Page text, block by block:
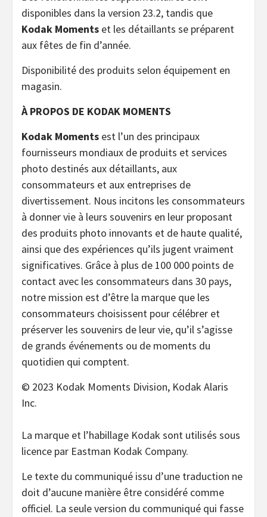
disponibles dans la version 23.2, tandis que
Kodak Moments et les détaillants se préparent
aux fêtes de fin d’année.
Disponibilité des produits selon équipement en
magasin.
À PROPOS DE KODAK MOMENTS
Kodak Moments est l’un des principaux
fournisseurs mondiaux de produits et services
photo destinés aux détaillants, aux
consommateurs et aux entreprises de
divertissement. Nous incitons les consommateurs
à donner vie à leurs souvenirs en leur proposant
des produits photo innovants et de haute qualité,
ainsi que des expériences qu’ils jugent vraiment
significatives. Grâce à plus de 100 000 points de
contact avec les consommateurs dans 30 pays,
notre mission est d’être la marque que les
consommateurs choisissent pour célébrer et
préserver les souvenirs de leur vie, qu’il s’agisse
de grands événements ou de moments du
quotidien qui comptent.
© 2023 Kodak Moments Division, Kodak Alaris
Inc.
La marque et l’habillage Kodak sont utilisés sous
licence par Eastman Kodak Company.
Le texte du communiqué issu d’une traduction ne
doit d’aucune manière être considéré comme
officiel. La seule version du communiqué qui fasse